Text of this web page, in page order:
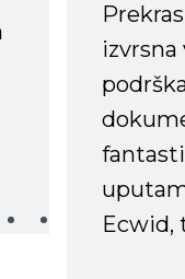
Ecwid,